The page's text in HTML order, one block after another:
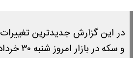
در این گزارش جدیدترین تغییرات
و سکه در بازار امروز شنبه ۳۰ خرداد ۴۰۵ را بخوانید.